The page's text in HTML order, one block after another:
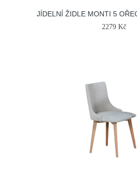
JÍDELNÍ ŽIDLE MONTI 5
2279 Kč